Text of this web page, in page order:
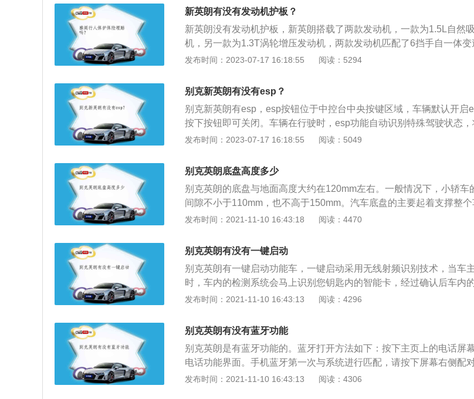
驱，前悬架使用了麦弗逊式独立悬架，后悬架使用了多连杆式独立悬架
新英朗有没有发动机护板？
新英朗没有发动机护板，新英朗搭载了两款发动机，一款为1.5L自然
机，另一款为1.3T涡轮增压发动机，两款发动机匹配了6挡手自一体变
英朗是一款4门5座三厢车，为紧凑车型。新英朗的车身尺寸长宽高分
前悬挂类型为麦弗逊式独立悬挂，后悬挂类型为多连杆式独立悬挂，车
承载式车身。
发布时间：2023-07-17 16:18:55 阅读：5294
别克新英朗有没有esp？
别克新英朗有esp，esp按钮位于中控台中央按键区域，车辆默认开启
按下按钮即可关闭。车辆在行驶时，esp功能自动识别特殊驾驶状态
车辆失控时，降低了引擎输出扭矩，对车轮进行单边的制动，以此达到
第四款基于通用最新全球平台生产的车型，采用家族式设计语言，引入
一代1.3T、1.0TEcotec双喷射涡轮增压发动机。
发布时间：2023-07-17 16:18:55 阅读：5049
别克英朗底盘高度多少
别克英朗的底盘与地面高度大约在120mm左右。一般情况下，小轿车
间隙不小于110mm，也不高于150mm。汽车底盘的主要起着支撑整
用。汽车底盘是汽车的下半部分，主要起着支撑整个车辆的作用。不同
车的底盘会比较低一点。这是根据它们行驶的路面状况不同而设计的，
般行驶在山路，路面多为泥路，凹凸不平，高底盘的设计可以更好的
而跑车行驶的路面都是水泥或者沥青路，非常的平整，不会凹凸不平
主在行驶过程中注意路面的变化，放路面出现凸起的异物时，要注意
底盘不被刮到。
发布时间：2021-11-10 16:43:18 阅读：4470
别克英朗有没有一键启动
别克英朗有一键启动功能车，一键启动采用无线射频识别技术，当车
时，车内的检测系统会马上识别您钥匙内的智能卡，经过确认后车内
进入工作状态，这时您只需轻轻按动车内的启动按钮，就可以正常启动
搭载1.5L和1.4T两款发动机。别克英朗是别克品牌旗下继新君威、新君
科雷之后，第四款基于通用最新全球平台生产的车型，别克英朗源自欧
特，出自通用全球DeltaⅡ平台。在国内，别克英朗的主要竞争对手将
久的一汽大众高尔夫6车型。英朗不仅完美诠释了这款五门轿跑车与
姿焕发的气质,及飒爽硬朗的线条和驾驭感受;同时也辉映出新一代奋斗
发布时间：2021-11-10 16:43:13 阅读：4296
别克英朗有没有蓝牙功能
别克英朗是有蓝牙功能的。蓝牙打开方法如下：按下主页上的电话屏
电话功能界面。手机蓝牙第一次与系统进行匹配，请按下屏幕右侧配
幕按钮，按照屏幕提示输人密码完成新设备配对。别克英朗是别克品牌
发布时间：2021-11-10 16:43:13 阅读：4306